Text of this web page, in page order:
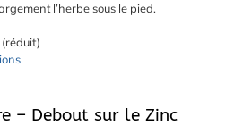
l’herbe sous le pied.
– Debout sur le Zinc